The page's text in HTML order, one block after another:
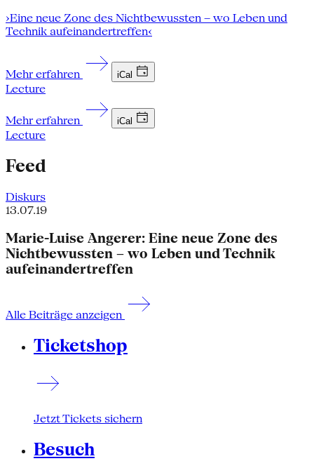
›Eine neue Zone des Nichtbewussten – wo Leben und
Technik aufeinandertreffen‹
Mehr erfahren iCal
Lecture
Mehr erfahren iCal
Lecture
Feed
Diskurs
13.07.19
Marie-Luise Angerer: Eine neue Zone des
Nichtbewussten – wo Leben und Technik
aufeinandertreffen
Alle Beiträge anzeigen
Ticketshop
Jetzt Tickets sichern
Besuch